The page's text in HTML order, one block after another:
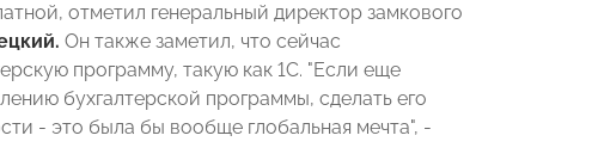
отметил генеральный директор замкового
Он также заметил, что сейчас
программу, такую как 1С. "Если еще
бухгалтерской программы, сделать его
- это была бы вообще глобальная мечта", -